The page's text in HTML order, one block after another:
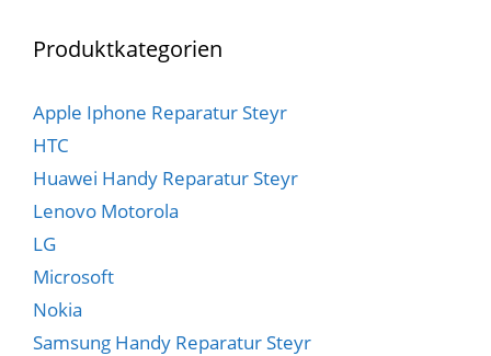
Produktkategorien
Apple Iphone Reparatur Steyr
HTC
Huawei Handy Reparatur Steyr
Lenovo Motorola
LG
Microsoft
Nokia
Samsung Handy Reparatur Steyr